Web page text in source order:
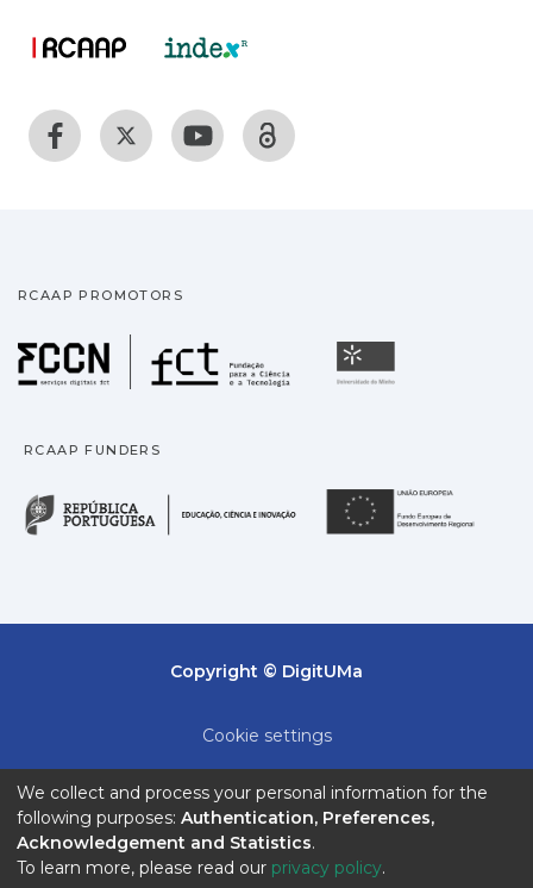
RCAAP PROMOTORS
Fundação para a
RCAAP FUNDERS
República Portuguesa
Copyright © DigitUMa
Cookie settings
End User Agreement
Send Feedback
We collect and process your personal information for the
following purposes: Authentication, Preferences,
Acknowledgement and Statistics.
To learn more, please read our privacy policy.